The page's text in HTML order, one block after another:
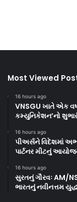
Most Viewed
16 hours ago
VNSGU ખાતે એક
કમ્યુનિકેશન’નો
16 hours ago
પીઅર્સને વિદેશમાં
પાર્ટનર મીટનું
16 hours ago
સુરતનું ગૌરવઃ AM/
ભારતનું નવીનત્તમ